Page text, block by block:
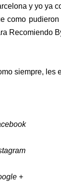
y yo ya
como
Recomiendo
siempre, l es
+